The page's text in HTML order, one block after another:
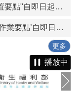
苗栗縣政府長期照顧諮詢審議會設置要點"自即日起生效"
訂定‘苗栗縣長期照顧服務爭議調處作業要點’自即日起生效。
更多
播放中